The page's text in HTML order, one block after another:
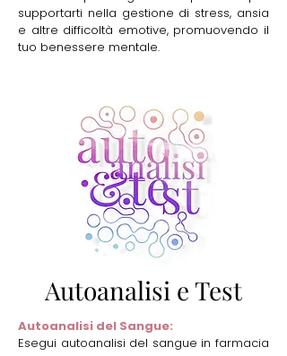
supportarti nella gestione di stress, ansia
e altre difficoltà emotive, promuovendo il
tuo benessere mentale.
Autoanalisi e Test
Autoanalisi del Sangue:
Esegui autoanalisi del sangue in farmacia